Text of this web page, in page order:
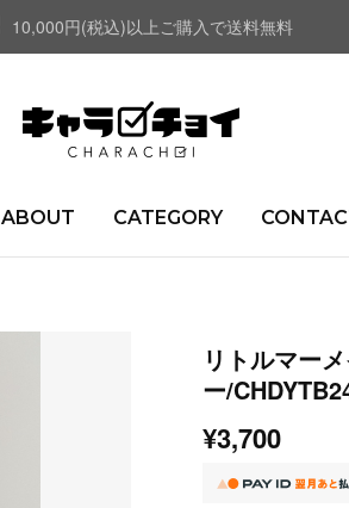
10,000円(税込)以上ご購入で送料無料
ABOUT CATEGORY
リトルマー
ー/
¥3,700